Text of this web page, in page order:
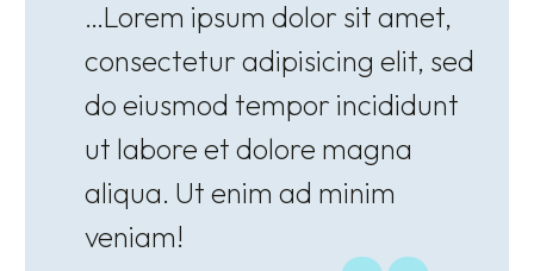
…Lorem ipsum dolor sit amet,
consectetur adipisicing elit, sed
do eiusmod tempor incididunt
ut labore et dolore magna
aliqua. Ut enim ad minim
veniam!